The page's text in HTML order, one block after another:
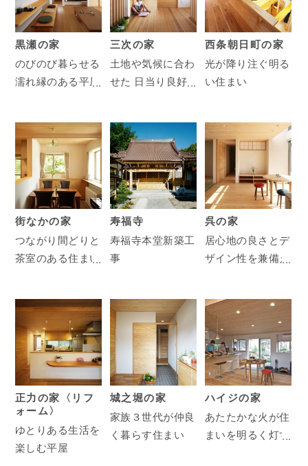
黒瀬の家
のびのび暮らせる
濡れ縁のある平屋
三次の家
土地や気候に合わ
せた 日当り良好
西条朝日町の家
光が降り注ぐ明る
い住まい
街なかの家
つながり間どりと
茶室のある住まい
寿福寺
寿福寺本堂新築工
事
呉の家
居心地の良さとデ
ザイン性を兼備え
正力の家〈リフ
ォーム〉
ゆとりある生活を
楽しむ平屋
城之堀の家
家族３世代が仲良
く暮らす住まい
ハイジの家
あたたかな火が住
まいを明るく灯す